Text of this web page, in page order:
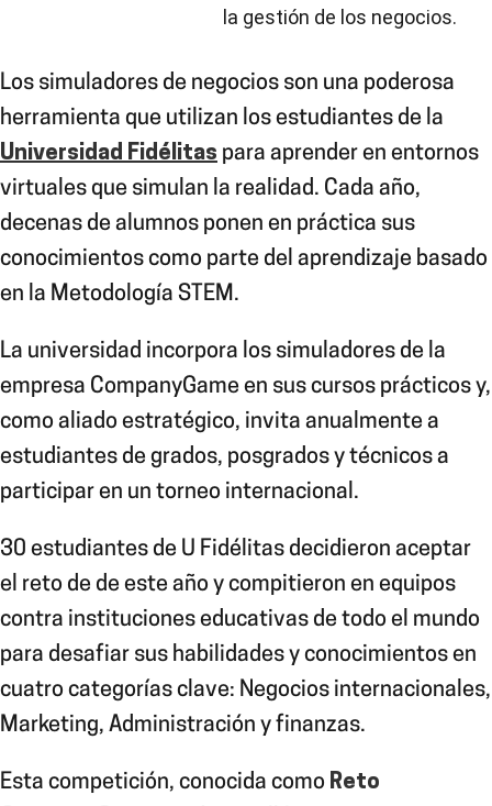
la gestión de los negocios.
Los simuladores de negocios son una poderosa
herramienta que utilizan los estudiantes de la
Universidad Fidélitas para aprender en entornos
virtuales que simulan la realidad. Cada año,
decenas de alumnos ponen en práctica sus
conocimientos como parte del aprendizaje basado
en la Metodología STEM.
La universidad incorpora los simuladores de la
empresa CompanyGame en sus cursos prácticos y,
como aliado estratégico, invita anualmente a
estudiantes de grados, posgrados y técnicos a
participar en un torneo internacional.
30 estudiantes de U Fidélitas decidieron aceptar
el reto de de este año y compitieron en equipos
contra instituciones educativas de todo el mundo
para desafiar sus habilidades y conocimientos en
cuatro categorías clave: Negocios internacionales,
Marketing, Administración y finanzas.
Esta competición, conocida como Reto